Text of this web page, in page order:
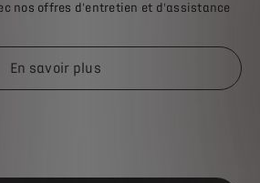
nos offres d'entretien et d'assistance
En savoir plus